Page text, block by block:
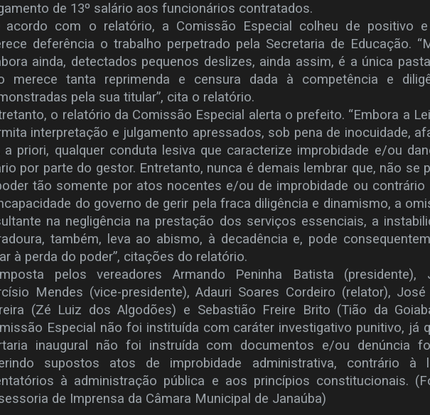
de 13º salário aos funcionários contratados.
acordo com o relatório, a Comissão Especial colheu de positivo
deferência o trabalho perpetrado pela Secretaria de Educação.
ainda, detectados pequenos deslizes, ainda assim, é a única
merece tanta reprimenda e censura dada à competência e
pela sua titular”, cita o relatório.
o relatório da Comissão Especial alerta o prefeito. “Embora a
interpretação e julgamento apressados, sob pena de inocuidade,
a priori, qualquer conduta lesiva que caracterize improbidade e/ou
por parte do gestor. Entretanto, nunca é demais lembrar que, não se
tão somente por atos nocentes e/ou de improbidade ou contrário
do governo de gerir pela fraca diligência e dinamismo, a
na negligência na prestação dos serviços essenciais, a
também, leva ao abismo, à decadência e, pode
à perda do poder”, citações do relatório.
pelos vereadores Armando Peninha Batista (presidente),
Mendes (vice-presidente), Adauri Soares Cordeiro (relator),
(Zé Luiz dos Algodões) e Sebastião Freire Brito (Tião da
Especial não foi instituída com caráter investigativo punitivo, já
inaugural não foi instruída com documentos e/ou denúncia
supostos atos de improbidade administrativa, contrário à
à administração pública e aos princípios constitucionais.
de Imprensa da Câmara Municipal de Janaúba)